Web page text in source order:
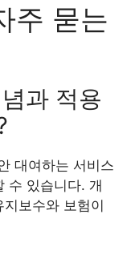
주 묻는
과 적용
대여하는 서비스
수 있습니다. 개
보수와 보험이